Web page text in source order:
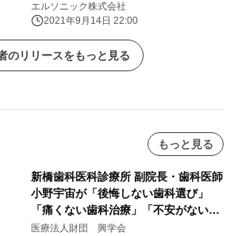
エルソニック株式会社
2021年9月14日 22:00
のリリースをもっと見る
もっと見る
新橋歯科医科診療所 副院長・歯科医師
小野宇宙が「後悔しない歯科選び」
「痛くない歯科治療」「不安がない治
療計画」をテーマに専門監修
医療法人財団 興学会